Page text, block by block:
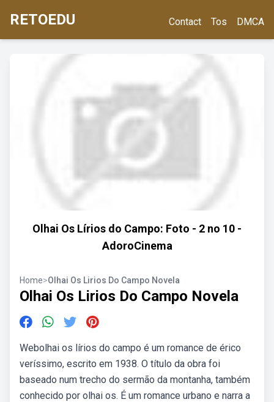
RETOEDU Contact Tos DMCA
Olhai Os Lírios do Campo: Foto - 2 no 10 -
AdoroCinema
Home>Olhai Os Lirios Do Campo Novela
Olhai Os Lirios Do Campo Novela
Webolhai os lírios do campo é um romance de érico
veríssimo, escrito em 1938. O título da obra foi
baseado num trecho do sermão da montanha, também
conhecido por olhai os. É um romance urbano e narra a